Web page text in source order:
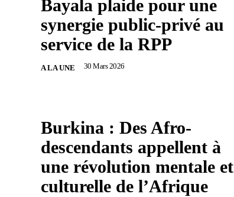
Bayala plaide pour une
synergie public-privé au
service de la RPP
A LA UNE 30 Mars 2026
Burkina : Des Afro-
descendants appellent à
une révolution mentale et
culturelle de l’Afrique